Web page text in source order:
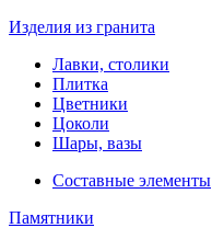
Изделия из гранита
Лавки, столики
Плитка
Цветники
Цоколи
Шары, вазы
Составные элементы
Памятники